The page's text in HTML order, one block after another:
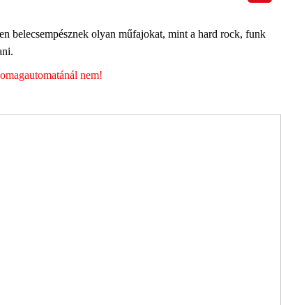
belecsempésznek olyan műfajokat, mint a hard rock, funk
nem!